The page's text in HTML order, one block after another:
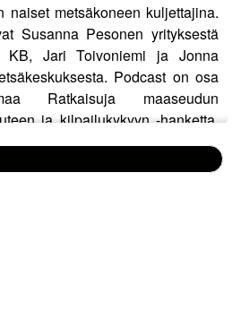
naiset metsäkoneen kuljettajina.
Susanna Pesonen yrityksestä
KB, Jari Toivoniemi ja Jonna
Podcast on osa
Ratkaisuja maaseudun
ja kilpailukykyyn -hanketta.
Litterointi, editointi: Marja
8:09.
Podcastin tekstivastine